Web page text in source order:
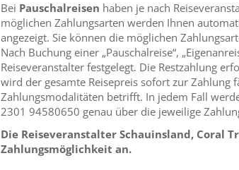
Bei Pauschalreisen haben je nach
möglichen Zahlungsarten werden Ihnen
angezeigt. Sie können die möglichen
Nach Buchung einer „Pauschalreise“,
Reiseveranstalter festgelegt. Die Restzahlung
wird der gesamte Reisepreis sofort zur Zahlung
Zahlungsmodalitäten betrifft. In jedem Fall
2301 94580650 genau über die jeweilige
Die Reiseveranstalter Schauinsland, Coral
Zahlungsmöglichkeit an.